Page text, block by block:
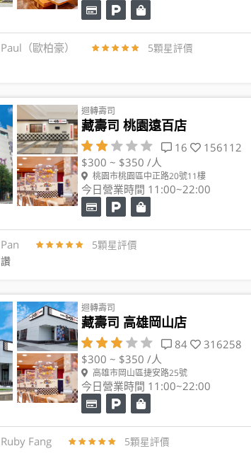
Paul（歐柏豪） 5顆星評價
迴轉壽司
藏壽司 桃園遠百店
16
156112
$300 ~ $350 /人
桃園市桃園區中正路20號11樓
今日營業時間 11:00~22:00
Pan 5顆星評價
讚
迴轉壽司
藏壽司 高雄岡山店
84
316258
$300 ~ $350 /人
高雄市岡山區捷安路25號
今日營業時間 11:00~22:00
Ruby Fang 5顆星評價